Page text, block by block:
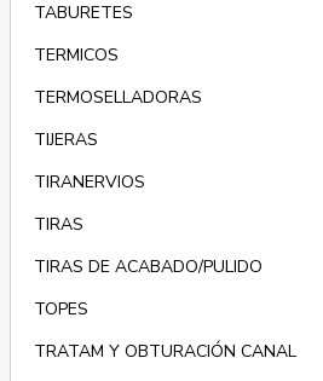
TABURETES
TERMICOS
TERMOSELLADORAS
TIJERAS
TIRANERVIOS
TIRAS
TIRAS DE ACABADO/PULIDO
TOPES
TRATAM Y OBTURACIÓN CANAL